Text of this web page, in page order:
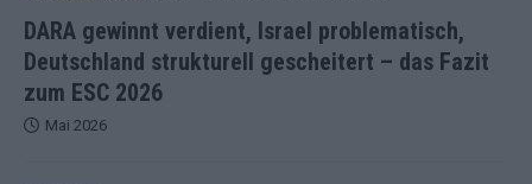
DARA gewinnt verdient, Israel problematisch,
Deutschland strukturell gescheitert – das Fazit
zum ESC 2026
Mai 2026